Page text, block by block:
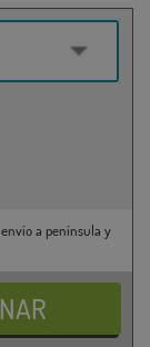
a península y